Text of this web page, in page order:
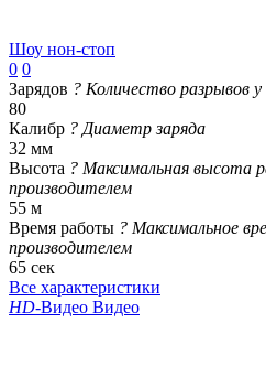
Шоу нон-стоп
0 0
Зарядов ? Количество разрывов у
80
Калибр ? Диаметр заряда
32 мм
Высота ? Максимальная высота
производителем
55 м
Время работы ? Максимальное
производителем
65 сек
Все характеристики
HD-Видео Видео